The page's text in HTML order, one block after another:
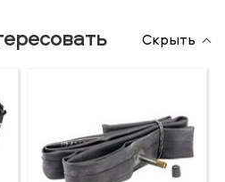
Скрыть